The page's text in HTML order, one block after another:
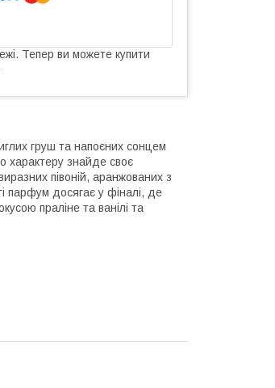
Тепер ви можете купити
груш та напоєних сонцем
характеру знайде своє
півоній, аранжованих з
парфум досягає у фіналі, де
праліне та ванілі та